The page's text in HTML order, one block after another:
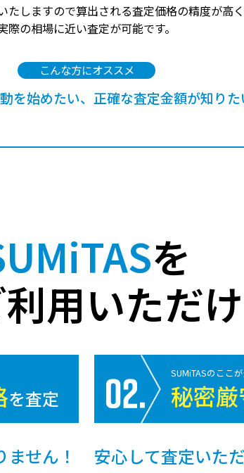
たしますので算出される査定価格の精度が高
際の相場に近い査定が可能です。
こんな方にオススメ
を始めたい、正確な査定金額が知りた
を
用いただ
を査定
せん！
SUMiTASのここ
秘密
安心して査定いた